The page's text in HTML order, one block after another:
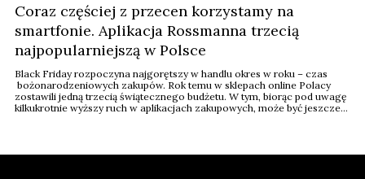
Coraz częściej z przecen korzystamy na
smartfonie. Aplikacja Rossmanna trzecią
najpopularniejszą w Polsce
Black Friday rozpoczyna najgorętszy w handlu okres w roku – czas
bożonarodzeniowych zakupów. Rok temu w sklepach online Polacy
zostawili jedną trzecią świątecznego budżetu. W tym, biorąc pod uwagę
kilkukrotnie wyższy ruch w aplikacjach zakupowych, może być jeszcze